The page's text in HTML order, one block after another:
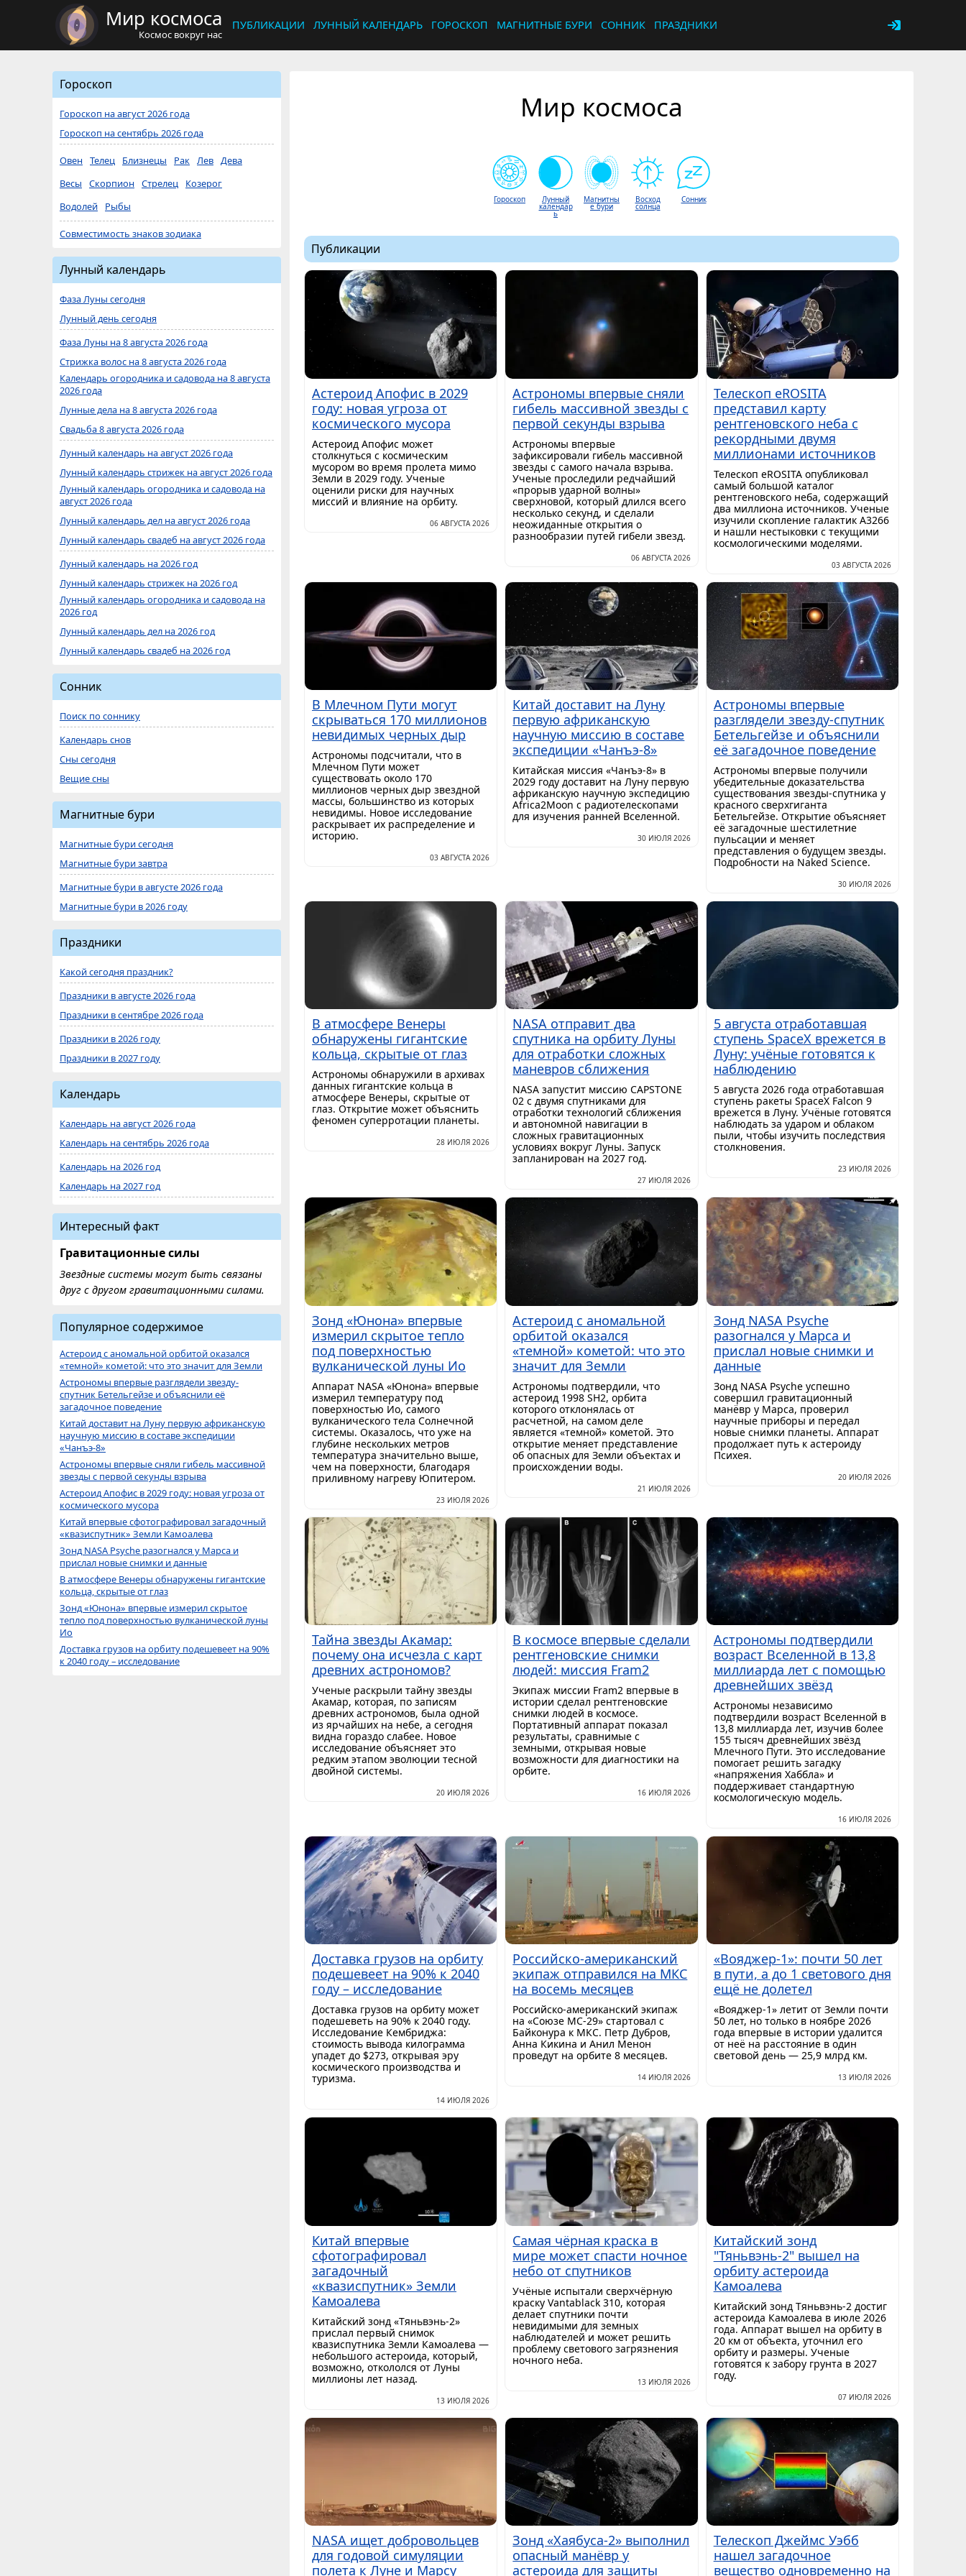
Мир космоса
Космос вокруг нас
ПУБЛИКАЦИИ ЛУННЫЙ КАЛЕНДАРЬ ГОРОСКОП МАГНИТНЫЕ БУРИ СОННИК ПРАЗДНИКИ
Мир космоса
Гороскоп Лунный
календар
ь
Магнитны
е бури
Восход
солнца
Сонник
Публикации
Астероид Апофис в 2029
году: новая угроза от
космического мусора
Астероид Апофис может
столкнуться с космическим
мусором во время пролета мимо
Земли в 2029 году. Ученые
оценили риски для научных
миссий и влияние на орбиту.
06 АВГУСТА 2026
Астрономы впервые сняли
гибель массивной звезды с
первой секунды взрыва
Астрономы впервые
зафиксировали гибель массивной
звезды с самого начала взрыва.
Ученые проследили редчайший
«прорыв ударной волны»
сверхновой, который длился всего
несколько секунд, и сделали
неожиданные открытия о
разнообразии путей гибели звезд.
06 АВГУСТА 2026
Телескоп eROSITA
представил карту
рентгеновского неба с
рекордными двумя
миллионами источников
Телескоп eROSITA опубликовал
самый большой каталог
рентгеновского неба, содержащий
два миллиона источников. Ученые
изучили скопление галактик A3266
и нашли нестыковки с текущими
космологическими моделями.
03 АВГУСТА 2026
В Млечном Пути могут
скрываться 170 миллионов
невидимых черных дыр
Астрономы подсчитали, что в
Млечном Пути может
существовать около 170
миллионов черных дыр звездной
массы, большинство из которых
невидимы. Новое исследование
раскрывает их распределение и
историю.
03 АВГУСТА 2026
Китай доставит на Луну
первую африканскую
научную миссию в составе
экспедиции «Чанъэ-8»
Китайская миссия «Чанъэ-8» в
2029 году доставит на Луну первую
африканскую научную экспедицию
Africa2Moon с радиотелескопами
для изучения ранней Вселенной.
30 ИЮЛЯ 2026
Астрономы впервые
разглядели звезду-спутник
Бетельгейзе и объяснили
её загадочное поведение
Астрономы впервые получили
убедительные доказательства
существования звезды-спутника у
красного сверхгиганта
Бетельгейзе. Открытие объясняет
её загадочные шестилетние
пульсации и меняет
представления о будущем звезды.
Подробности на Naked Science.
30 ИЮЛЯ 2026
В атмосфере Венеры
обнаружены гигантские
кольца, скрытые от глаз
Астрономы обнаружили в архивах
данных гигантские кольца в
атмосфере Венеры, скрытые от
глаз. Открытие может объяснить
феномен суперротации планеты.
28 ИЮЛЯ 2026
NASA отправит два
спутника на орбиту Луны
для отработки сложных
маневров сближения
NASA запустит миссию CAPSTONE
02 с двумя спутниками для
отработки технологий сближения
и автономной навигации в
сложных гравитационных
условиях вокруг Луны. Запуск
запланирован на 2027 год.
27 ИЮЛЯ 2026
5 августа отработавшая
ступень SpaceX врежется в
Луну: учёные готовятся к
наблюдению
5 августа 2026 года отработавшая
ступень ракеты SpaceX Falcon 9
врежется в Луну. Учёные готовятся
наблюдать за ударом и облаком
пыли, чтобы изучить последствия
столкновения.
23 ИЮЛЯ 2026
Зонд «Юнона» впервые
измерил скрытое тепло
под поверхностью
вулканической луны Ио
Аппарат NASA «Юнона» впервые
измерил температуру под
поверхностью Ио, самого
вулканического тела Солнечной
системы. Оказалось, что уже на
глубине нескольких метров
температура значительно выше,
чем на поверхности, благодаря
приливному нагреву Юпитером.
23 ИЮЛЯ 2026
Астероид с аномальной
орбитой оказался
«темной» кометой: что это
значит для Земли
Астрономы подтвердили, что
астероид 1998 SH2, орбита
которого отклонялась от
расчетной, на самом деле
является «темной» кометой. Это
открытие меняет представление
об опасных для Земли объектах и
происхождении воды.
21 ИЮЛЯ 2026
Зонд NASA Psyche
разогнался у Марса и
прислал новые снимки и
данные
Зонд NASA Psyche успешно
совершил гравитационный
манёвр у Марса, проверил
научные приборы и передал
новые снимки планеты. Аппарат
продолжает путь к астероиду
Психея.
20 ИЮЛЯ 2026
Тайна звезды Акамар:
почему она исчезла с карт
древних астрономов?
Ученые раскрыли тайну звезды
Акамар, которая, по записям
древних астрономов, была одной
из ярчайших на небе, а сегодня
видна гораздо слабее. Новое
исследование объясняет это
редким этапом эволюции тесной
двойной системы.
20 ИЮЛЯ 2026
В космосе впервые сделали
рентгеновские снимки
людей: миссия Fram2
Экипаж миссии Fram2 впервые в
истории сделал рентгеновские
снимки людей в космосе.
Портативный аппарат показал
результаты, сравнимые с
земными, открывая новые
возможности для диагностики на
орбите.
16 ИЮЛЯ 2026
Астрономы подтвердили
возраст Вселенной в 13,8
миллиарда лет с помощью
древнейших звёзд
Астрономы независимо
подтвердили возраст Вселенной в
13,8 миллиарда лет, изучив более
155 тысяч древнейших звёзд
Млечного Пути. Это исследование
помогает решить загадку
«напряжения Хаббла» и
поддерживает стандартную
космологическую модель.
16 ИЮЛЯ 2026
Доставка грузов на орбиту
подешевеет на 90% к 2040
году – исследование
Доставка грузов на орбиту может
подешеветь на 90% к 2040 году.
Исследование Кембриджа:
стоимость вывода килограмма
упадет до $273, открывая эру
космического производства и
туризма.
14 ИЮЛЯ 2026
Российско-американский
экипаж отправился на МКС
на восемь месяцев
Российско-американский экипаж
на «Союзе МС-29» стартовал с
Байконура к МКС. Петр Дубров,
Анна Кикина и Анил Менон
проведут на орбите 8 месяцев.
14 ИЮЛЯ 2026
«Вояджер-1»: почти 50 лет
в пути, а до 1 светового дня
ещё не долетел
«Вояджер-1» летит от Земли почти
50 лет, но только в ноябре 2026
года впервые в истории удалится
от неё на расстояние в один
световой день — 25,9 млрд км.
13 ИЮЛЯ 2026
Китай впервые
сфотографировал
загадочный
«квазиспутник» Земли
Камоалева
Китайский зонд «Тяньвэнь-2»
прислал первый снимок
квазиспутника Земли Камоалева —
небольшого астероида, который,
возможно, откололся от Луны
миллионы лет назад.
13 ИЮЛЯ 2026
Самая чёрная краска в
мире может спасти ночное
небо от спутников
Учёные испытали сверхчёрную
краску Vantablack 310, которая
делает спутники почти
невидимыми для земных
наблюдателей и может решить
проблему светового загрязнения
ночного неба.
13 ИЮЛЯ 2026
Китайский зонд
"Тяньвэнь-2" вышел на
орбиту астероида
Камоалева
Китайский зонд Тяньвэнь-2 достиг
астероида Камоалева в июле 2026
года. Аппарат вышел на орбиту в
20 км от объекта, уточнил его
орбиту и размеры. Ученые
готовятся к забору грунта в 2027
году.
07 ИЮЛЯ 2026
NASA ищет добровольцев
для годовой симуляции
полета к Луне и Марсу
Зонд «Хаябуса-2» выполнил
опасный манёвр у
астероида для защиты
Телескоп Джеймс Уэбб
нашел загадочное
вещество одновременно на
Гороскоп
Гороскоп на август 2026 года
Гороскоп на сентябрь 2026 года
Овен Телец Близнецы Рак Лев Дева
Весы
Скорпион Стрелец
Козерог
Водолей
Рыбы
Совместимость знаков зодиака
Лунный календарь
Фаза Луны сегодня
Лунный день сегодня
Фаза Луны на 8 августа 2026 года
Стрижка волос на 8 августа 2026 года
Календарь огородника и садовода на 8 августа
2026 года
Лунные дела на 8 августа 2026 года
Свадьба 8 августа 2026 года
Лунный календарь на август 2026 года
Лунный календарь стрижек на август 2026 года
Лунный календарь огородника и садовода на
август 2026 года
Лунный календарь дел на август 2026 года
Лунный календарь свадеб на август 2026 года
Лунный календарь на 2026 год
Лунный календарь стрижек на 2026 год
Лунный календарь огородника и садовода на
2026 год
Лунный календарь дел на 2026 год
Лунный календарь свадеб на 2026 год
Сонник
Поиск по соннику
Календарь снов
Сны сегодня
Вещие сны
Магнитные бури
Магнитные бури сегодня
Магнитные бури завтра
Магнитные бури в августе 2026 года
Магнитные бури в 2026 году
Праздники
Какой сегодня праздник?
Праздники в августе 2026 года
Праздники в сентябре 2026 года
Праздники в 2026 году
Праздники в 2027 году
Календарь
Календарь на август 2026 года
Календарь на сентябрь 2026 года
Календарь на 2026 год
Календарь на 2027 год
Интересный факт
Гравитационные силы
Звездные системы могут быть связаны
друг с другом гравитационными силами.
Популярное содержимое
Астероид с аномальной орбитой оказался
«темной» кометой: что это значит для Земли
Астрономы впервые разглядели звезду-
спутник Бетельгейзе и объяснили её
загадочное поведение
Китай доставит на Луну первую африканскую
научную миссию в составе экспедиции
«Чанъэ-8»
Астрономы впервые сняли гибель массивной
звезды с первой секунды взрыва
Астероид Апофис в 2029 году: новая угроза от
космического мусора
Китай впервые сфотографировал загадочный
«квазиспутник» Земли Камоалева
Зонд NASA Psyche разогнался у Марса и
прислал новые снимки и данные
В атмосфере Венеры обнаружены гигантские
кольца, скрытые от глаз
Зонд «Юнона» впервые измерил скрытое
тепло под поверхностью вулканической луны
Ио
Доставка грузов на орбиту подешевеет на 90%
к 2040 году – исследование